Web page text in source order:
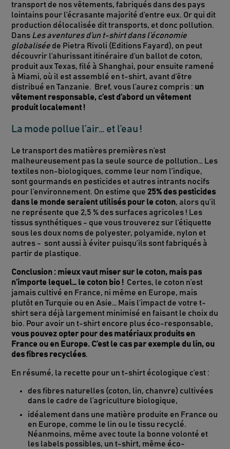
transport de nos vêtements, fabriqués dans des pays
lointains pour l’écrasante majorité d’entre eux. Or qui dit
production délocalisée dit transports, et donc pollution.
Dans Les aventures d’un t-shirt dans l’économie
globalisée de Pietra Rivoli (Editions Fayard), on peut
découvrir l’ahurissant itinéraire d’un ballot de coton,
produit aux Texas, filé à Shanghai, pour ensuite ramené
à Miami, où il est assemblé en t-shirt, avant d’être
distribué en Tanzanie. Bref, vous l’aurez compris : un
vêtement responsable, c’est d’abord un vêtement
produit localement !
La mode pollue l’air… et l’eau !
Le transport des matières premières n’est
malheureusement pas la seule source de pollution… Les
textiles non-biologiques, comme leur nom l’indique,
sont gourmands en pesticides et autres intrants nocifs
pour l’environnement. On estime que 25% des pesticides
dans le monde seraient utilisés pour le coton, alors qu’il
ne représente que 2,5 % des surfaces agricoles ! Les
tissus synthétiques - que vous trouverez sur l’étiquette
sous les doux noms de polyester, polyamide, nylon et
autres - sont aussi à éviter puisqu’ils sont fabriqués à
partir de plastique.
Conclusion : mieux vaut miser sur le coton, mais pas
n’importe lequel… le coton bio ! Certes, le coton n’est
jamais cultivé en France, ni même en Europe, mais
plutôt en Turquie ou en Asie… Mais l’impact de votre t-
shirt sera déjà largement minimisé en faisant le choix du
bio. Pour avoir un t-shirt encore plus éco-responsable,
vous pouvez opter pour des matériaux produits en
France ou en Europe. C’est le cas par exemple du lin, ou
des fibres recyclées.
En résumé, la recette pour un t-shirt écologique c’est :
des fibres naturelles (coton, lin, chanvre) cultivées
dans le cadre de l’agriculture biologique,
idéalement dans une matière produite en France ou
en Europe, comme le lin ou le tissu recyclé.
Néanmoins, même avec toute la bonne volonté et
les labels possibles, un t-shirt, même éco-